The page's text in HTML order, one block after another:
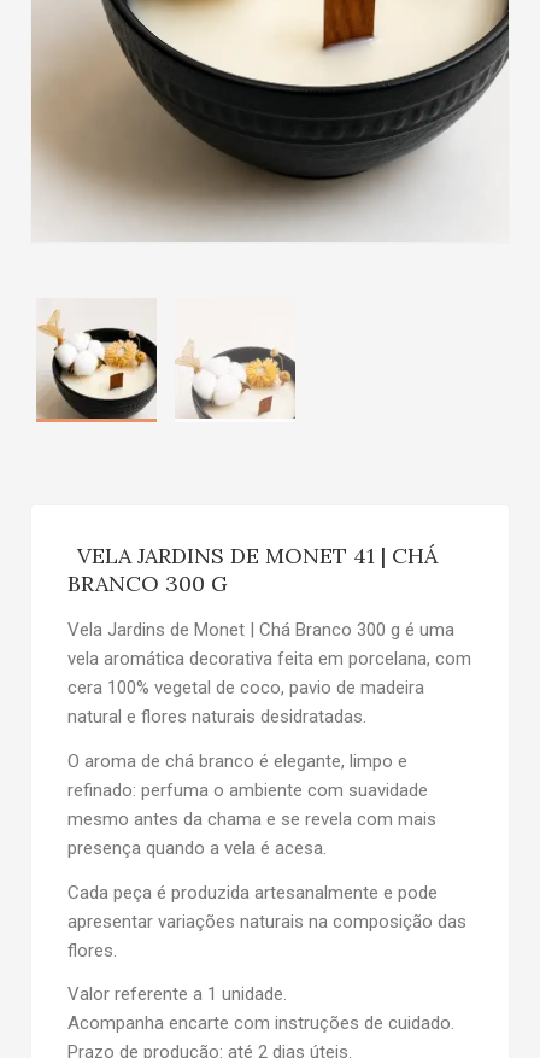
VELA JARDINS DE MONET 41 | CHÁ
BRANCO 300 G
Vela Jardins de Monet | Chá Branco 300 g é uma
vela aromática decorativa feita em porcelana, com
cera 100% vegetal de coco, pavio de madeira
natural e flores naturais desidratadas.
O aroma de chá branco é elegante, limpo e
refinado: perfuma o ambiente com suavidade
mesmo antes da chama e se revela com mais
presença quando a vela é acesa.
Cada peça é produzida artesanalmente e pode
apresentar variações naturais na composição das
flores.
Valor referente a 1 unidade.
Acompanha encarte com instruções de cuidado.
Prazo de produção: até 2 dias úteis.